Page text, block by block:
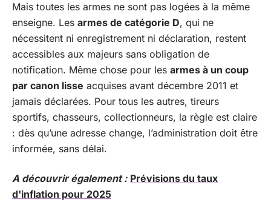
Mais toutes les armes ne sont pas logées à la même
enseigne. Les armes de catégorie D, qui ne
nécessitent ni enregistrement ni déclaration, restent
accessibles aux majeurs sans obligation de
notification. Même chose pour les armes à un coup
par canon lisse acquises avant décembre 2011 et
jamais déclarées. Pour tous les autres, tireurs
sportifs, chasseurs, collectionneurs, la règle est claire
: dès qu’une adresse change, l’administration doit être
informée, sans délai.
A découvrir également : Prévisions du taux
d'inflation pour 2025